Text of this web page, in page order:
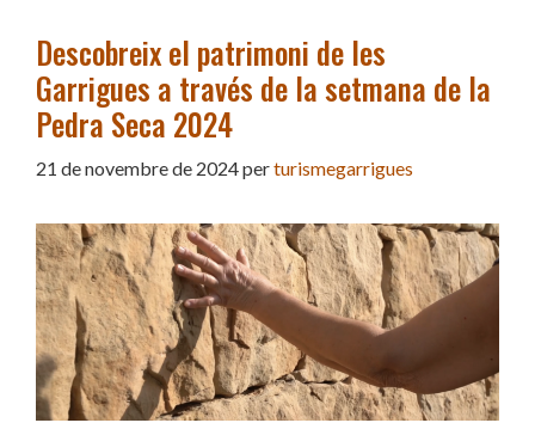
Descobreix el patrimoni de les
Garrigues a través de la setmana de la
Pedra Seca 2024
21 de novembre de 2024perturismegarrigues